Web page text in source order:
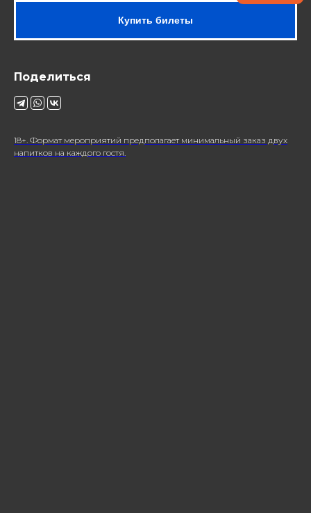
Купить билеты
Поделиться
18+. Формат мероприятий предполагает минимальный заказ двух
напитков на каждого гостя.